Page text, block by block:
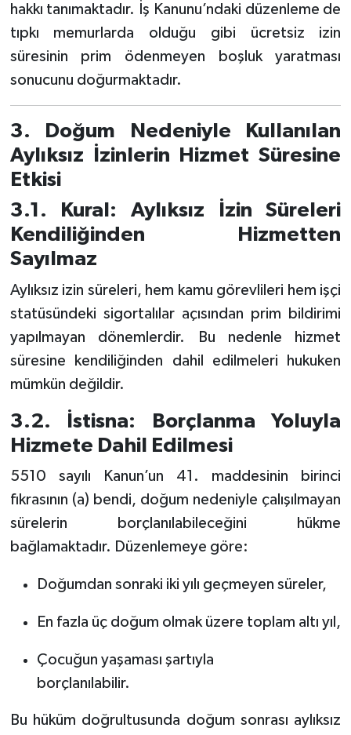
hakkı tanımaktadır. İş Kanunu’ndaki düzenleme de
tıpkı memurlarda olduğu gibi ücretsiz izin
süresinin prim ödenmeyen boşluk yaratması
sonucunu doğurmaktadır.
3. Doğum Nedeniyle Kullanılan
Aylıksız İzinlerin Hizmet Süresine
Etkisi
3.1. Kural: Aylıksız İzin Süreleri
Kendiliğinden Hizmetten
Sayılmaz
Aylıksız izin süreleri, hem kamu görevlileri hem işçi
statüsündeki sigortalılar açısından prim bildirimi
yapılmayan dönemlerdir. Bu nedenle hizmet
süresine kendiliğinden dahil edilmeleri hukuken
mümkün değildir.
3.2. İstisna: Borçlanma Yoluyla
Hizmete Dahil Edilmesi
5510 sayılı Kanun’un 41. maddesinin birinci
fıkrasının (a) bendi, doğum nedeniyle çalışılmayan
sürelerin borçlanılabileceğini hükme
bağlamaktadır. Düzenlemeye göre:
Doğumdan sonraki iki yılı geçmeyen süreler,
En fazla üç doğum olmak üzere toplam altı yıl,
Çocuğun yaşaması şartıyla
borçlanılabilir.
Bu hüküm doğrultusunda doğum sonrası aylıksız